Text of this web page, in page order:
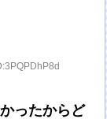
ったからど